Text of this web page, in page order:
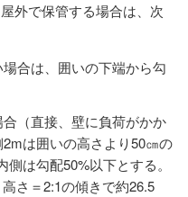
外で保管する場合は、次
合は、囲いの下端から勾
（直接、壁に負荷がかか
は囲いの高さより50㎝の
は勾配50%以下とする。
さ＝2:1の傾きで約26.5